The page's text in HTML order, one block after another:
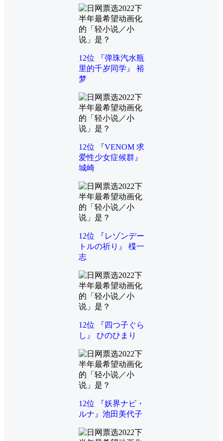
12位 『弹珠汽水瓶
里的千岁同学』 裕
梦
12位 『VENOM 求
爱性少女症候群』
城崎
12位 『レゾンデー
トルの祈り』 楪一
志
12位 『四つ子ぐら
し』 ひのひまり
12位 『妖界ナビ・
ルナ』池田美代子